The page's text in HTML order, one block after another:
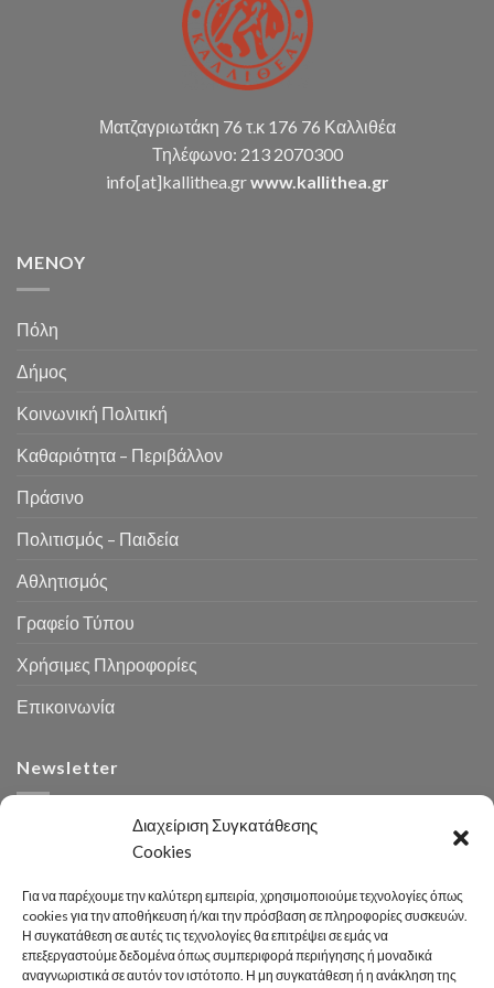
Διαχείριση Συγκατάθεσης
Cookies
Για να παρέχουμε την καλύτερη εμπειρία, χρησιμοποιούμε τεχνολογίες όπως
cookies για την αποθήκευση ή/και την πρόσβαση σε πληροφορίες συσκευών.
Η συγκατάθεση σε αυτές τις τεχνολογίες θα επιτρέψει σε εμάς να
επεξεργαστούμε δεδομένα όπως συμπεριφορά περιήγησης ή μοναδικά
αναγνωριστικά σε αυτόν τον ιστότοπο. Η μη συγκατάθεση ή η ανάκληση της
Ματζαγριωτάκη 76 τ.κ 176 76 Καλλιθέα
Τηλέφωνο: 213 2070300
info[at]kallithea.grwww.kallithea.gr
MENOY
Πόλη
Δήμος
Κοινωνική Πολιτική
Καθαριότητα – Περιβάλλον
Πράσινο
Πολιτισμός – Παιδεία
Αθλητισμός
Γραφείο Τύπου
Χρήσιμες Πληροφορίες
Επικοινωνία
Newsletter
Αναζήτηση